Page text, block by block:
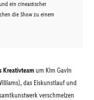
ein cineastischer
die Show zu einem
Kreativteam um Kim Gavin
das Eiskunstlauf und
verschmelzen